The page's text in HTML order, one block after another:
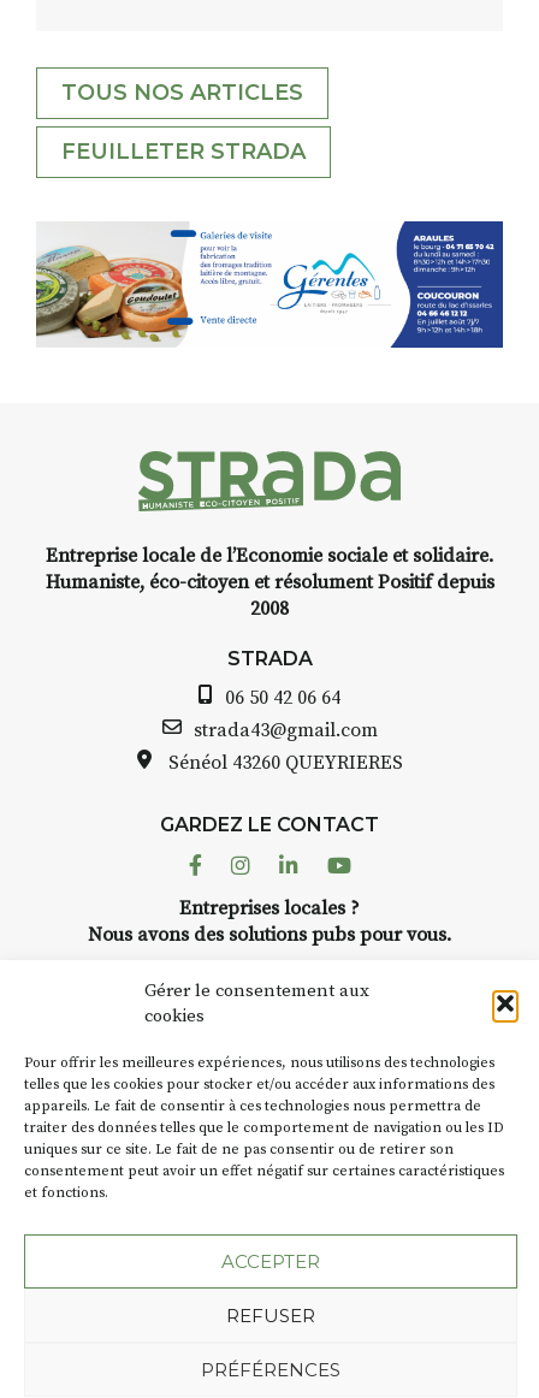
Gérer le consentement aux
cookies
Pour offrir les meilleures expériences, nous utilisons des technologies
telles que les cookies pour stocker et/ou accéder aux informations des
appareils. Le fait de consentir à ces technologies nous permettra de
traiter des données telles que le comportement de navigation ou les ID
uniques sur ce site. Le fait de ne pas consentir ou de retirer son
consentement peut avoir un effet négatif sur certaines caractéristiques
et fonctions.
ACCEPTER
REFUSER
PRÉFÉRENCES
TOUS NOS ARTICLES
FEUILLETER STRADA
Entreprise locale de l’Economie sociale et solidaire.
Humaniste, éco-citoyen et résolument Positif depuis
2008
STRADA
06 50 42 06 64
strada43@gmail.com
Sénéol 43260 QUEYRIERES
GARDEZ LE CONTACT
FacebookInstagram
LinkedinYoutube
Entreprises locales ?
Nous avons des solutions pubs pour vous.
NEWSLETTER
NOUS CONTACTER
Plan du site
Mentions légales
Une création de l'Agence Oktopod